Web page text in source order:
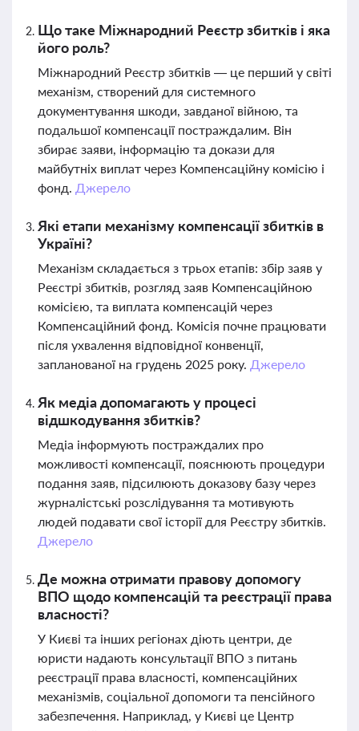
Що таке Міжнародний Реєстр збитків і яка
його роль?
Міжнародний Реєстр збитків — це перший у світі
механізм, створений для системного
документування шкоди, завданої війною, та
подальшої компенсації постраждалим. Він
збирає заяви, інформацію та докази для
майбутніх виплат через Компенсаційну комісію і
фонд. Джерело
Які етапи механізму компенсації збитків в
Україні?
Механізм складається з трьох етапів: збір заяв у
Реєстрі збитків, розгляд заяв Компенсаційною
комісією, та виплата компенсацій через
Компенсаційний фонд. Комісія почне працювати
після ухвалення відповідної конвенції,
запланованої на грудень 2025 року. Джерело
Як медіа допомагають у процесі
відшкодування збитків?
Медіа інформують постраждалих про
можливості компенсації, пояснюють процедури
подання заяв, підсилюють доказову базу через
журналістські розслідування та мотивують
людей подавати свої історії для Реєстру збитків.
Джерело
Де можна отримати правову допомогу
ВПО щодо компенсацій та реєстрації права
власності?
У Києві та інших регіонах діють центри, де
юристи надають консультації ВПО з питань
реєстрації права власності, компенсаційних
механізмів, соціальної допомоги та пенсійного
забезпечення. Наприклад, у Києві це Центр